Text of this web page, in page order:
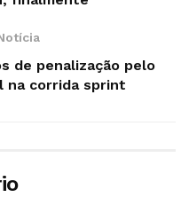
de penalização pelo
na corrida sprint